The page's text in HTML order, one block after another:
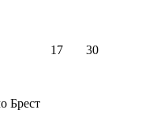
Брест
17 30